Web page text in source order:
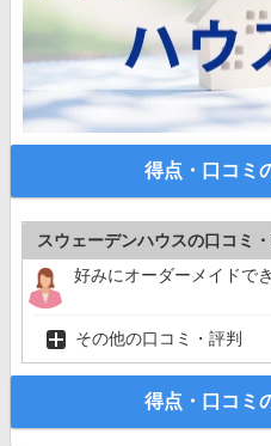
得点・口コミ
スウェーデンハウスの口コミ
好みにオーダーメイドで
その他の口コミ・評判
得点・口コミ